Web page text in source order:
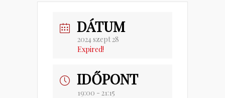
DÁTUM
2024 szept 28
Expired!
IDŐPONT
19:00 - 21:15